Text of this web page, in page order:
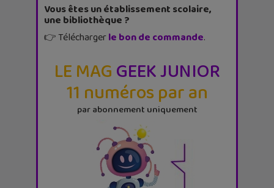
Vous êtes un établissement scolaire,
une bibliothèque ?
👉 Téléchargerle bon de commande.
LE MAGGEEK JUNIOR
11 numéros par an
par abonnement uniquement